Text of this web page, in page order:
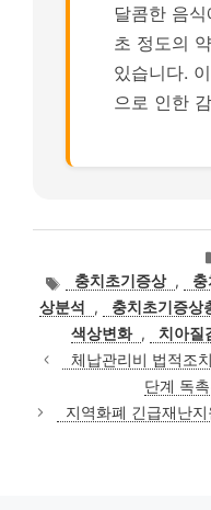
달콤한 음
초 정도의
있습니다.
으로 인한
태
그
충치초기증상 ,
상분석
, 충치초기증상
색상변화 , 치아질
체납관리비 법적조
단계 독
지역화폐 긴급재난